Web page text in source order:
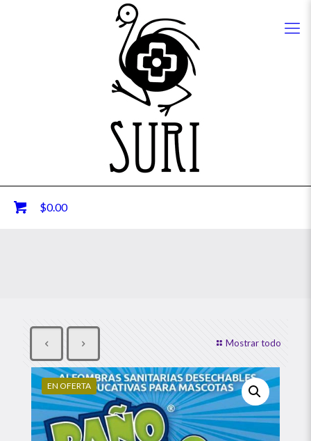
$0.00
Mostrar todo
EN OFERTA